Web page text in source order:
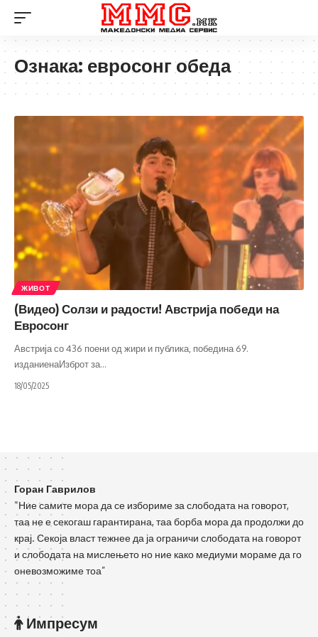
Ознака: евросонг обеда
ЖИВОТ
(Видео) Солзи и радости! Австрија победи на
Евросонг
Австрија со 436 поени од жири и публика, победина 69.
изданиенаИзброт за…
18/05/2025
Горан Гаврилов
“Ние самите мора да се избориме за слободата на говорот,
таа не е секогаш гарантирана, таа борба мора да продолжи до
крај. Секоја власт тежнее да ја ограничи слободата на говорот
и слободата на мислењето но ние како медиуми мораме да го
оневозможиме тоа”
Импресум